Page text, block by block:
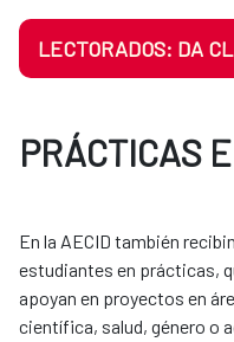
LECTORADOS: DA
PRÁCTICAS
En la AECID también
estudiantes en prácticas,
apoyan en proyectos en
científica, salud, género o